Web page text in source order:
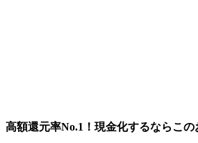
高額還元率No.1！現金化するならこの